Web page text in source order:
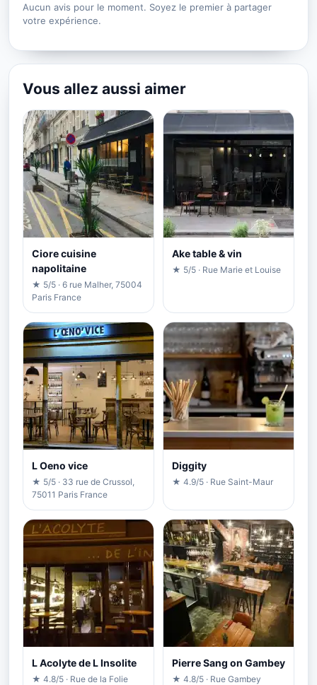
Aucun avis pour le moment. Soyez le premier à partager
votre expérience.
Vous allez aussi aimer
Ciore cuisine
napolitaine
★ 5/5 · 6 rue Malher, 75004
Paris France
Ake table & vin
★ 5/5 · Rue Marie et Louise
L Oeno vice
★ 5/5 · 33 rue de Crussol,
75011 Paris France
Diggity
★ 4.9/5 · Rue Saint-Maur
L Acolyte de L Insolite
★ 4.8/5 · Rue de la Folie
Pierre Sang on Gambey
★ 4.8/5 · Rue Gambey